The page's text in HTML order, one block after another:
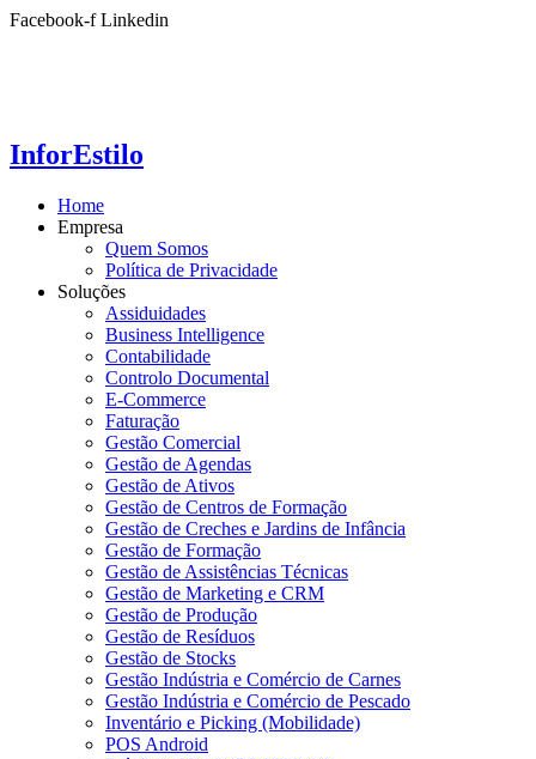
Ir
Facebook-f Linkedin
InforEstilo
Home
Empresa
Quem Somos
Política de Privacidade
Soluções
Assiduidades
Business Intelligence
Contabilidade
Controlo Documental
E-Commerce
Faturação
Gestão Comercial
Gestão de Agendas
Gestão de Ativos
Gestão de Centros de Formação
Gestão de Creches e Jardins de Infância
Gestão de Formação
Gestão de Assistências Técnicas
Gestão de Marketing e CRM
Gestão de Produção
Gestão de Resíduos
Gestão de Stocks
Gestão Indústria e Comércio de Carnes
Gestão Indústria e Comércio de Pescado
Inventário e Picking (Mobilidade)
POS Android